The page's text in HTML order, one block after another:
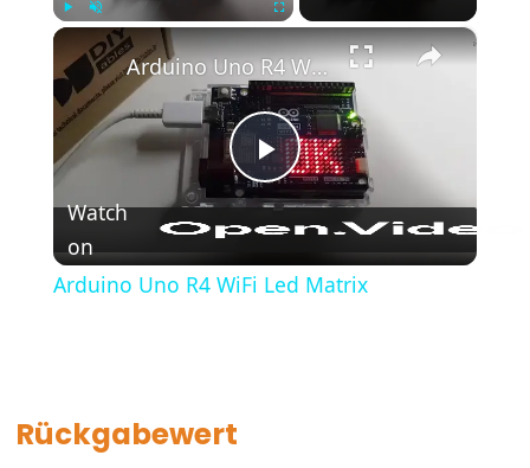
(Kommentarblock)
(Geschweifte
Klammern)
(define)
#include
(include)
(Einzeiliger
Kommentar)
Unmute ×
Play
Video
Arduino Uno R4 WiFi Led Matrix
Watch
on
Arduino Uno R4 WiFi Led Matrix
Rückgabewert